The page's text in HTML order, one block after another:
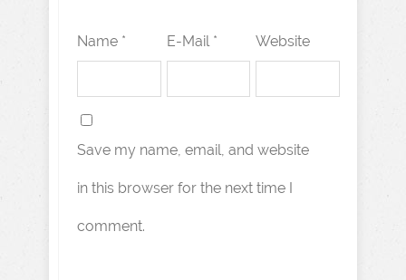
Name * E-Mail * Website
Save my name, email, and website
in this browser for the next time I
comment.